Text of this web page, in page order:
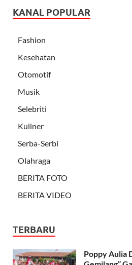
KANAL POPULAR
Fashion
Kesehatan
Otomotif
Musik
Selebriti
Kuliner
Serba-Serbi
Olahraga
BERITA FOTO
BERITA VIDEO
TERBARU
Poppy Aulia